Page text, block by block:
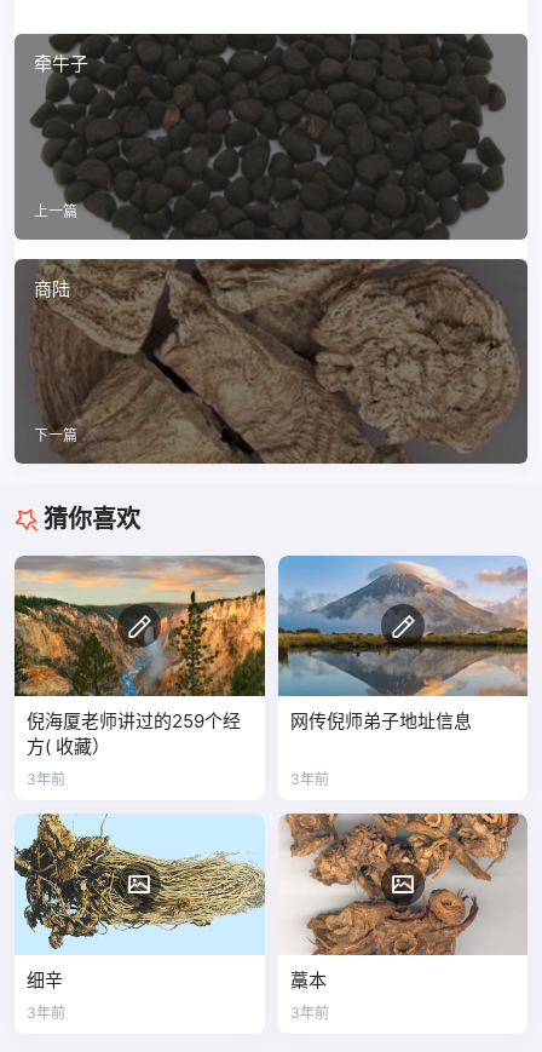
牵牛子
上一篇
商陆
下一篇
猜你喜欢
倪海厦老师讲过的259个经
方( 收藏）
3年前
网传倪师弟子地址信息
3年前
细辛
3年前
藁本
3年前